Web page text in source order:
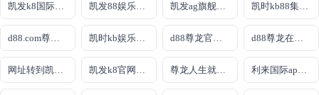
凯发k8国际手机版 凯发88娱乐网址 凯发ag旗舰厅官网 凯时kb88集团网址
d88.com尊龙手机版 凯时kb娱乐首页 d88尊龙官方首页 d88尊龙在线官网
网址转到凯发天生赢家 凯发k8官网登陆 尊龙人生就是博游戏直营网 利来国际app网站